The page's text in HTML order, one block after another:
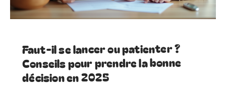
Faut-il se lancer ou patienter ?
Conseils pour prendre la bonne
décision en 2025